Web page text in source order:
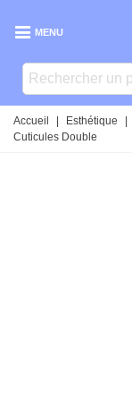
MENU
Accueil Esthétique
Cuticules Double